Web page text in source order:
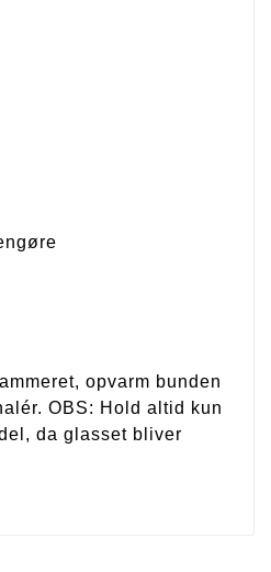
opvarm bunden
OBS: Hold altid kun
da glasset bliver